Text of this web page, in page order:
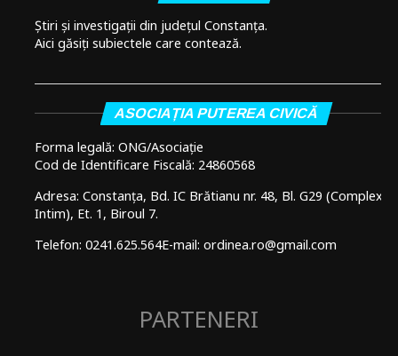
Știri și investigații din județul Constanța.
Aici găsiți subiectele care contează.
ASOCIAȚIA PUTEREA CIVICĂ
Forma legală: ONG/Asociație
Cod de Identificare Fiscală: 24860568
Adresa: Constanța, Bd. IC Brătianu nr. 48, Bl. G29 (Complex
Intim), Et. 1, Biroul 7.
Telefon: 0241.625.564E-mail: ordinea.ro@gmail.com
PARTENERI